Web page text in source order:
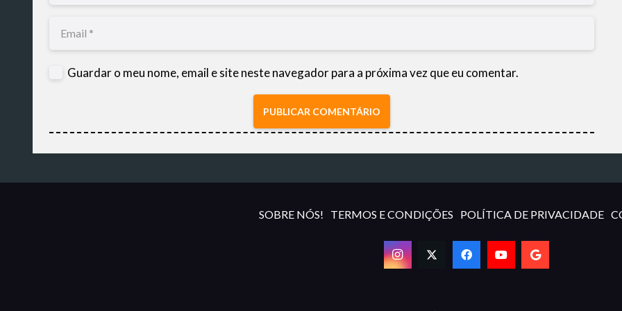
Guardar o meu nome, email e site neste navegador para a próxima vez que eu comentar.
PUBLICAR COMENTÁRIO
SOBRE NÓS! TERMOS E CONDIÇÕES POLÍTICA DE PRIVACIDADE